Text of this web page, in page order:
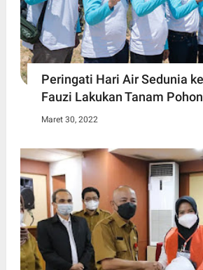
Peringati Hari Air Sedunia
Fauzi Lakukan Tanam
Maret 30, 2022